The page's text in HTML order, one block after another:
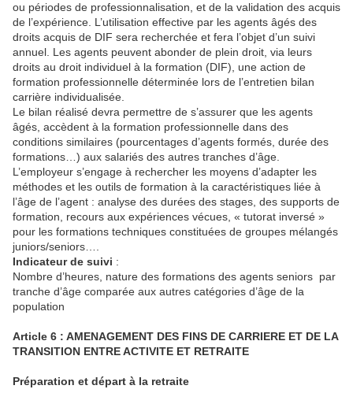
ou périodes de professionnalisation, et de la validation des acquis
de l’expérience. L’utilisation effective par les agents âgés des
droits acquis de DIF sera recherchée et fera l’objet d’un suivi
annuel. Les agents peuvent abonder de plein droit, via leurs
droits au droit individuel à la formation (DIF), une action de
formation professionnelle déterminée lors de l’entretien bilan
carrière individualisée.
Le bilan réalisé devra permettre de s’assurer que les agents
âgés, accèdent à la formation professionnelle dans des
conditions similaires (pourcentages d’agents formés, durée des
formations…) aux salariés des autres tranches d’âge.
L’employeur s’engage à rechercher les moyens d’adapter les
méthodes et les outils de formation à la caractéristiques liée à
l’âge de l’agent : analyse des durées des stages, des supports de
formation, recours aux expériences vécues, « tutorat inversé »
pour les formations techniques constituées de groupes mélangés
juniors/seniors….
Indicateur de suivi :
Nombre d’heures, nature des formations des agents seniors par
tranche d’âge comparée aux autres catégories d’âge de la
population
Article 6 : AMENAGEMENT DES FINS DE CARRIERE ET DE LA
TRANSITION ENTRE ACTIVITE ET RETRAITE
Préparation et départ à la retraite